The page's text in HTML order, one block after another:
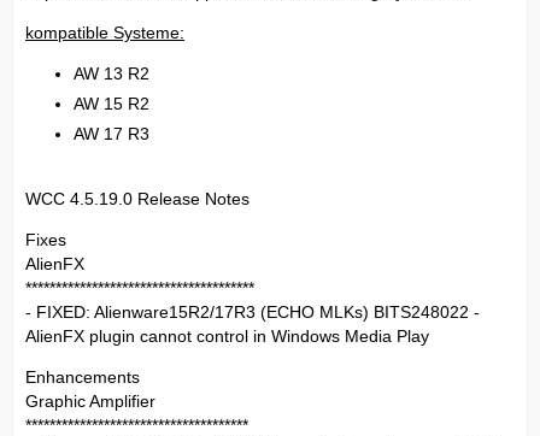
kompatible Systeme:
AW 13 R2
AW 15 R2
AW 17 R3
WCC 4.5.19.0 Release Notes
Fixes
AlienFX
**************************************
- FIXED: Alienware15R2/17R3 (ECHO MLKs) BITS248022 -
AlienFX plugin cannot control in Windows Media Play
Enhancements
Graphic Amplifier
*************************************